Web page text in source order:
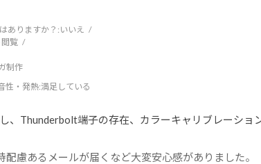
ありますか？: いいえ
覧
制作
性・発熱:満足している
、Thunderbolt端子の存在、カラーキャリブレーシ
慮あるメールが届くなど大変安心感がありました。